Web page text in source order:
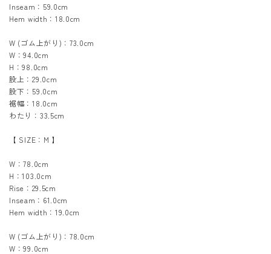
Inseam：59.0cm
Hem width：18.0cm
W (ゴム上がり)：73.0cm
W：94.0cm
H：98.0cm
股上：29.0cm
股下：59.0cm
裾幅：18.0cm
わたり：33.5cm
【 SIZE：M 】
W：78.0cm
H：103.0cm
Rise：29.5cm
Inseam：61.0cm
Hem width：19.0cm
W (ゴム上がり)：78.0cm
W：99.0cm